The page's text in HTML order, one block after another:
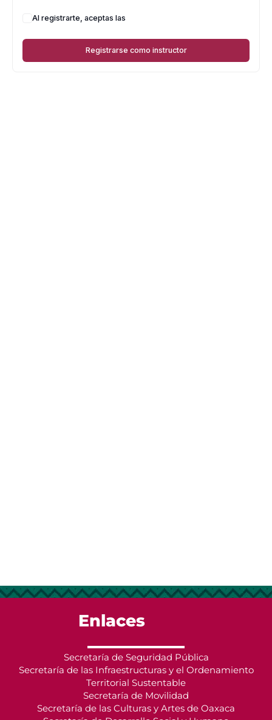
Al registrarte, aceptas las
Registrarse como instructor
Enlaces
Secretaría de Seguridad Pública
Secretaría de las Infraestructuras y el Ordenamiento
Territorial Sustentable
Secretaría de Movilidad
Secretaría de las Culturas y Artes de Oaxaca